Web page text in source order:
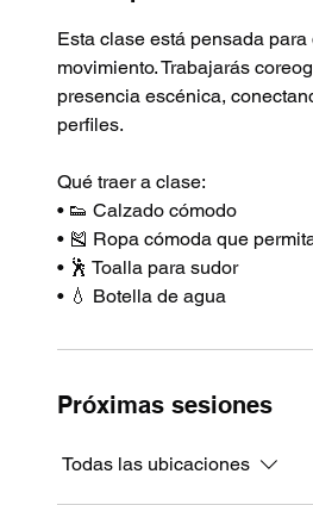
Esta clase está pensada
movimiento. Trabajarás
presencia escénica,
perfiles.
Qué traer a clase:
• 👟 Calzado cómodo
• 🎽 Ropa cómoda que
• 🕺 Toalla para sudor
• 💧 Botella de agua
Próximas sesiones
Todas las ubicaciones